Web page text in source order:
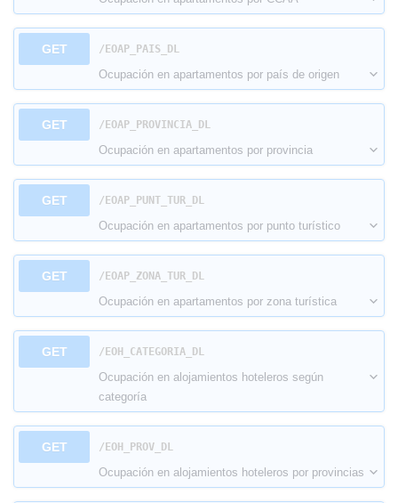
GET ​/EOAP_PAIS_DL
Ocupación en apartamentos por país de origen
GET ​/EOAP_PROVINCIA_DL
Ocupación en apartamentos por provincia
GET ​/EOAP_PUNT_TUR_DL
Ocupación en apartamentos por punto turístico
GET ​/EOAP_ZONA_TUR_DL
Ocupación en apartamentos por zona turística
GET ​/EOH_CATEGORIA_DL
Ocupación en alojamientos hoteleros según
categoría
GET ​/EOH_PROV_DL
Ocupación en alojamientos hoteleros por provincias